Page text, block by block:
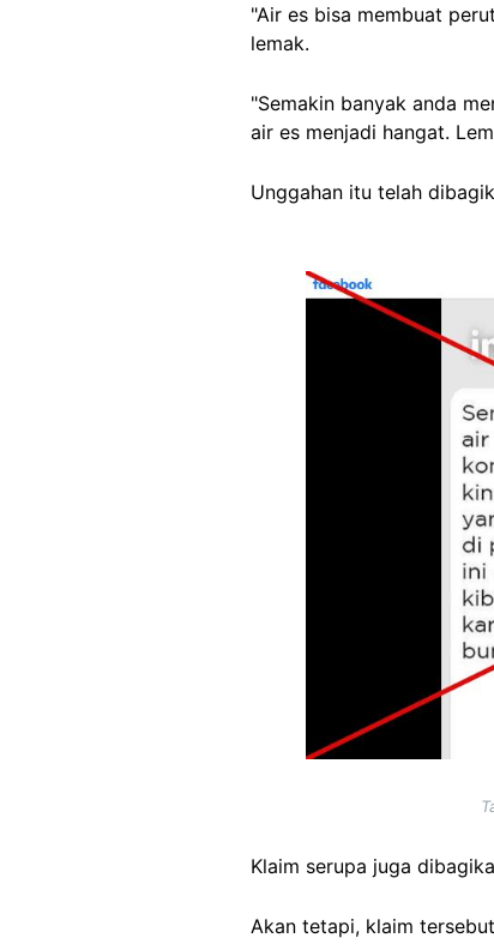
"Air es bisa membuat
lemak.
"Semakin banyak anda
air es menjadi hangat.
Unggahan itu telah
Image
Klaim serupa juga
Akan tetapi, klaim